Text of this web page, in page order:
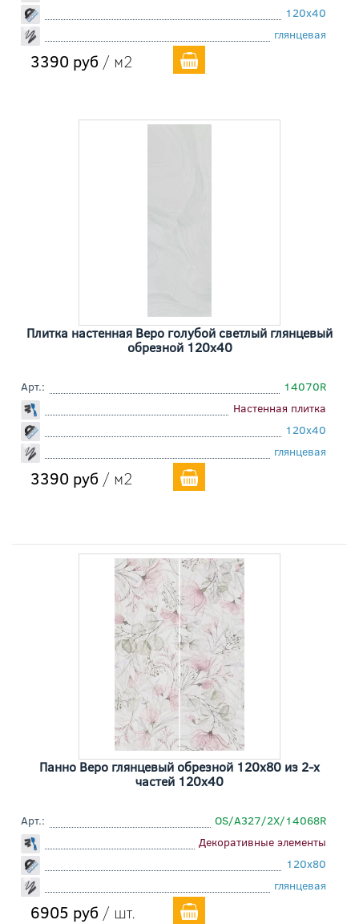
120x40
глянцевая
3390 руб / м2
Плитка настенная Веро голубой светлый глянцевый
обрезной 120x40
Арт.:
14070R
Настенная плитка
120x40
глянцевая
3390 руб / м2
Панно Веро глянцевый обрезной 120x80 из 2-х
частей 120x40
Арт.:
OS/A327/2X/14068R
Декоративные элементы
120x80
глянцевая
6905 руб / шт.